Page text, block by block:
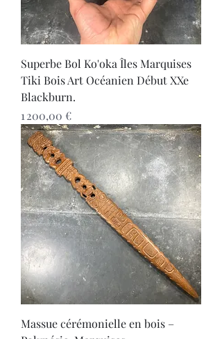
Superbe Bol Ko'oka Îles Marquises
Tiki Bois Art Océanien Début XXe
Blackburn.
Prix
1 200,00 €
Massue cérémonielle en bois –